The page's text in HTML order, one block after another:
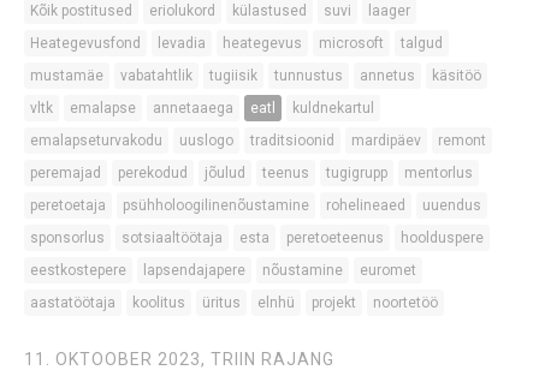
Kõik postitused eriolukord külastused suvi
laager
Heategevusfond
levadia heategevus microsoft
talgud
mustamäe
vabatahtlik tugiisik tunnustus annetus
käsitöö
vltk
emalapse annetaaega eatl
kuldnekartul
emalapseturvakodu
uuslogo traditsioonid mardipäev
remont
peremajad
perekodud jõulud teenus tugigrupp
mentorlus
peretoetaja
psühholoogilinenõustamine rohelineaed
uuendus
sponsorlus
sotsiaaltöötaja esta peretoeteenus
hoolduspere
eestkostepere
lapsendajapere nõustamine
euromet
aastatöötaja
koolitus üritus elnhü projekt noortetöö
11. OKTOOBER 2023, TRIIN RAJANG